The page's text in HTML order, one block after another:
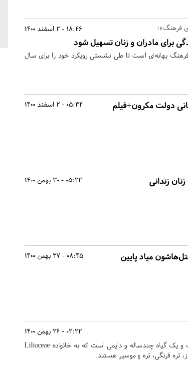
18:46 - 2 اسفند 1400 فرهنگ»:
برای مادران و زنان تسهیل شود
بهانه‌ای است تا طی نشستی رویکرد خود را برای سال
05:34 - 2 اسفند 1400 دولت مکرون+فیلم
05:22 - 30 بهمن 1400 زندانی
08:45 - 27 بهمن 1400 میاد پایین
02:22 - 26 بهمن 1400
سیر یکی از قدیمی ترین گیاهان در دنیاست و یک گیاه چندساله و دایمی است که به خانواده Liliaceae
تره فرنگی، تره و موسیر هستند.